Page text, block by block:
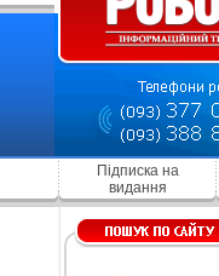
Підписка на
видання